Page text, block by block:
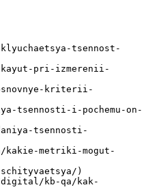
tsennost-
pri-izmerenii-
osnovnye-kriterii-
tsennosti-i-pochemu-on-
tsennosti-
kakie-metriki-mogut-
)
digital/kb-qa/kak-